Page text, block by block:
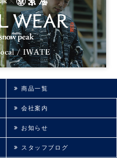
商品一覧
会社案内
お知らせ
スタッフブログ